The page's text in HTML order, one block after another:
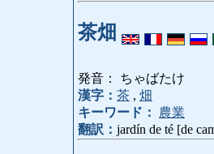
茶畑
発音： ちゃばたけ
漢字： 茶 , 畑
キーワード：
農業
翻訳： jardín de té [de